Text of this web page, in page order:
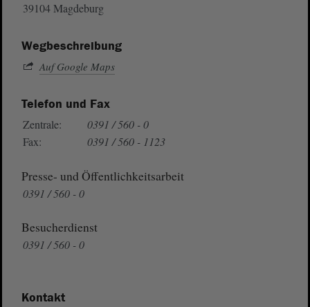
39104 Magdeburg
Wegbeschreibung
Auf Google Maps
Telefon und Fax
Zentrale:
0391 / 560 - 0
Fax:
0391 / 560 - 1123
Presse- und Öffentlichkeitsarbeit
0391 / 560 - 0
Besucherdienst
0391 / 560 - 0
Kontakt